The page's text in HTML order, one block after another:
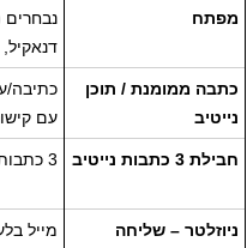
מפתח
נבחרים
כתבה ממומנת / תוכן
נייטיב
כתיבה/
עם
חבילת 3 כתבות נייטיב 3 כתבות ברבעון
ניוזלטר – שליחה
מייל